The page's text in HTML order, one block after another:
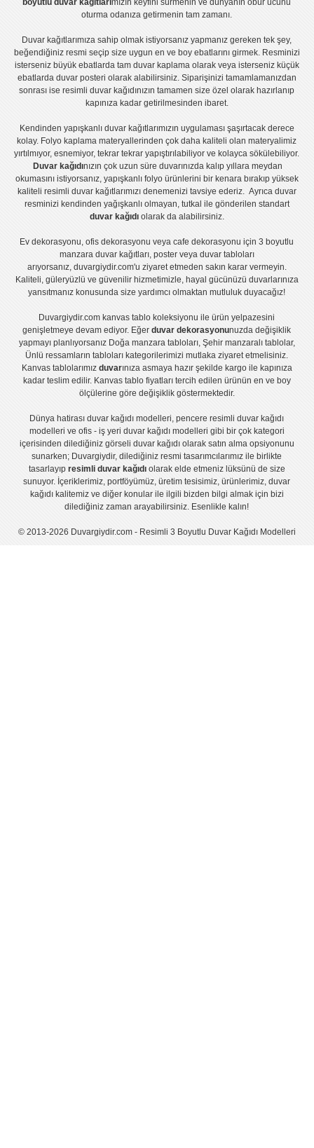
boyutlu duvar kağıtlarımızın keyfini sürmenin ve dünyanın öbür ucunu
oturma odanıza getirmenin tam zamanı.
Duvar kağıtlarımıza sahip olmak istiyorsanız yapmanız gereken tek şey,
beğendiğiniz resmi seçip size uygun en ve boy ebatlarını girmek. Resminizi
isterseniz büyük ebatlarda tam duvar kaplamaolarak veya isterseniz küçük
ebatlarda duvar posteri olarak alabilirsiniz. Siparişinizi tamamlamanızdan
sonrası iseresimli duvar kağıdınızın tamamen size özel olarak hazırlanıp
kapınıza kadar getirilmesinden ibaret.
Kendinden yapışkanlı duvar kağıtlarımızın uygulamasışaşırtacak derece
kolay. Folyo kaplama materyallerinden çok daha kaliteli olanmateryalimiz
yırtılmıyor, esnemiyor, tekrar tekrar yapıştırılabiliyor ve kolayca sökülebiliyor.
Duvar kağıdınızın çok uzun süre duvarınızda kalıp yıllara meydan
okumasını istiyorsanız, yapışkanlı folyoürünlerini bir kenara bırakıp yüksek
kaliteli resimli duvar kağıtlarımızı denemenizi tavsiye ederiz. Ayrıca duvar
resminizi kendinden yağışkanlı olmayan, tutkal ile gönderilen standart
duvar kağıdıolarak da alabilirsiniz.
Ev dekorasyonu,ofis dekorasyonu veyacafe dekorasyonu için3 boyutlu
manzara duvar kağıtları, posterveya duvar tabloları
arıyorsanız, duvargiydir.com'u ziyaret etmeden sakın karar vermeyin.
Kaliteli, güleryüzlü ve güvenilir hizmetimizle, hayal gücünüzü duvarlarınıza
yansıtmanız konusunda size yardımcı olmaktan mutluluk duyacağız!
Duvargiydir.com kanvas tablo koleksiyonu ile ürün yelpazesini
genişletmeye devam ediyor. Eğerduvar dekorasyonunuzda değişiklik
yapmayı planlıyorsanız Doğa manzara tabloları, Şehir manzaralı tablolar,
Ünlü ressamların tabloları kategorilerimizi mutlaka ziyaret etmelisiniz.
Kanvas tablolarımız duvarınıza asmaya hazır şekilde kargo ile kapınıza
kadar teslim edilir. Kanvas tablo fiyatlarıtercih edilen ürünün en ve boy
ölçülerine göre değişiklik göstermektedir.
Dünya hatirası duvar kağıdı modelleri,pencere resimli duvar kağıdı
modelleri ve ofis - iş yeri duvar kağıdı modelleri gibi bir çok kategori
içerisinden dilediğiniz görseli duvar kağıdı olarak satın alma opsiyonunu
sunarken; Duvargiydir, dilediğiniz resmi tasarımcılarımız ile birlikte
tasarlayıp resimli duvar kağıdıolarak elde etmeniz lüksünü de size
sunuyor. İçeriklerimiz, portföyümüz, üretim tesisimiz, ürünlerimiz, duvar
kağıdı kalitemiz ve diğer konular ile ilgili bizden bilgi almak için bizi
dilediğiniz zaman arayabilirsiniz. Esenlikle kalın!
© 2013-2026 Duvargiydir.com - Resimli 3 Boyutlu Duvar Kağıdı Modelleri